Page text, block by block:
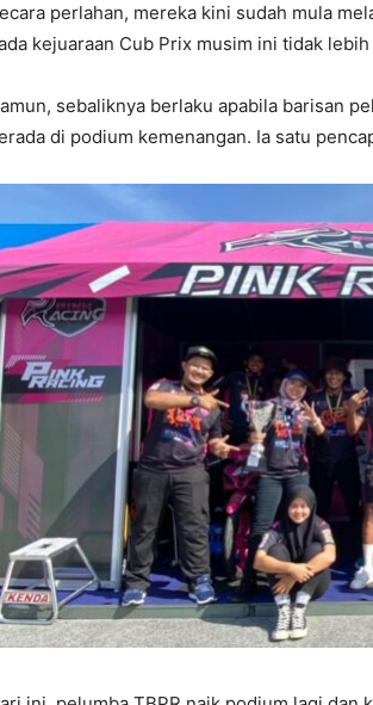
perlahan, mereka kini sudah mula
kejuaraan Cub Prix musim ini tidak
sebaliknya berlaku apabila barisan
di podium kemenangan. Ia satu